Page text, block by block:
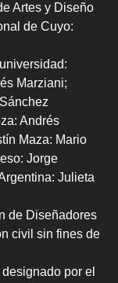
Artes y Diseño
de Cuyo:
Marziani;
Andrés
Maza: Mario
Jorge
Julieta
de Diseñadores
civil sin fines de
por el